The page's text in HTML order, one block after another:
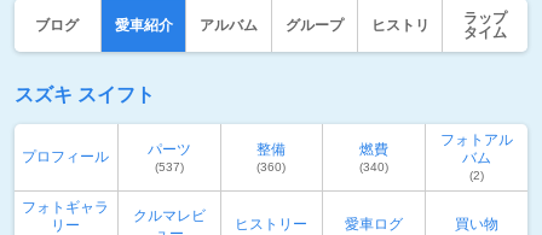
ブログ 愛車紹介 アルバム グループ ヒストリ
ラップ
タイム
スズキ スイフト
プロフィール パーツ
(537)
整備
(360)
燃費
(340)
フォトアル
バム
(2)
フォトギャラ
リー
クルマレビ
ヒストリー 愛車ログ 買い物